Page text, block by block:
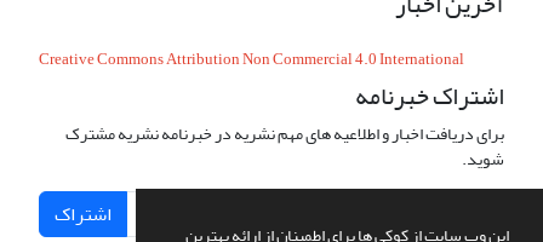
این وب سایت از کوکی ها برای اطمینان از ارائه بهترین
Creative Commons Attribution Non Commercial 4.0 International
اشتراک خبرنامه
برای دریافت اخبار و اطلاعیه های مهم نشریه در خبرنامه نشریه مشترک
شوید.
اشتراک